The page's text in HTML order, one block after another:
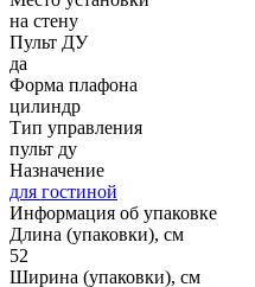
на стену
Пульт ДУ
да
Форма плафона
цилиндр
Тип управления
пульт ду
Назначение
для гостиной
Информация об упаковке
Длина (упаковки), см
52
Ширина (упаковки), см